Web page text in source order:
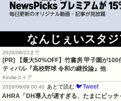
なんじぇいスタ
2026/08/22まで
[PR] 【最大50%OFF】竹書房 甲子園が
ティバル『高校野球 令和の継投論』他
Kindleストア
2026/08/09 00:40
あとで読む 🐦Tweet
AHRA「DH導入が遅すぎる、たまにピッ